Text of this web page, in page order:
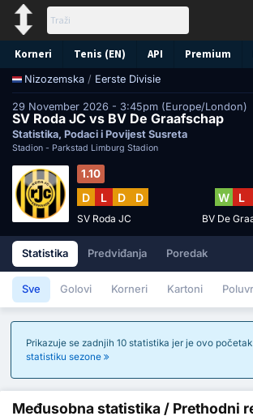
Korneri Tenis (EN) API Premium
Nizozemska / Eerste Divisie
29 November 2026 - 3:45pm (Europe/London)
SV Roda JC vs BV De Graafschap
Statistika, Podaci i Povijest Susreta
Stadion - Parkstad Limburg Stadion
1.10
D L D D
SV Roda JC
W L
BV De
Statistika Predviđanja Poredak
Sve Golovi Korneri Kartoni
Prikazuje se zadnjih 10 statistika jer je ovo
statistiku sezone
Međusobna statistika / Prethodni